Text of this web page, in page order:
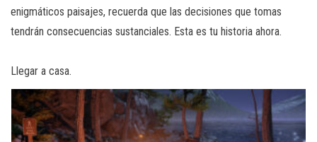
enigmáticos paisajes, recuerda que las decisiones que tomas
tendrán consecuencias sustanciales. Esta es tu historia ahora.
Llegar a casa.